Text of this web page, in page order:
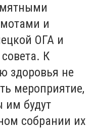
и
ОГА и
К
здоровья не
мероприятие,
им будут
собрании их